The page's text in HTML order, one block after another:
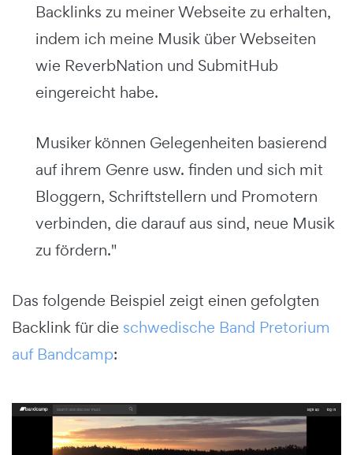
Backlinks zu meiner Webseite zu erhalten,
indem ich meine Musik über Webseiten
wie ReverbNation und SubmitHub
eingereicht habe.
Musiker können Gelegenheiten basierend
auf ihrem Genre usw. finden und sich mit
Bloggern, Schriftstellern und Promotern
verbinden, die darauf aus sind, neue Musik
zu fördern."
Das folgende Beispiel zeigt einen gefolgten
Backlink für die schwedische Band Pretorium
auf Bandcamp: